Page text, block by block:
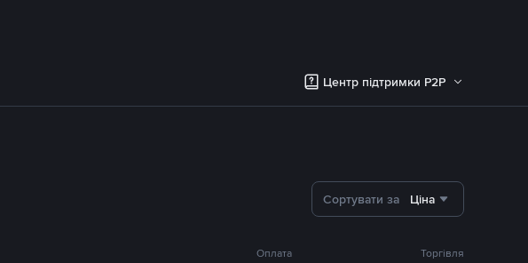
Центр підтримки P2P
Сортувати за Ціна
Оплата Торгівля